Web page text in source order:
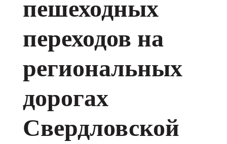
пешеходных
переходов на
региональных
дорогах
Свердловской